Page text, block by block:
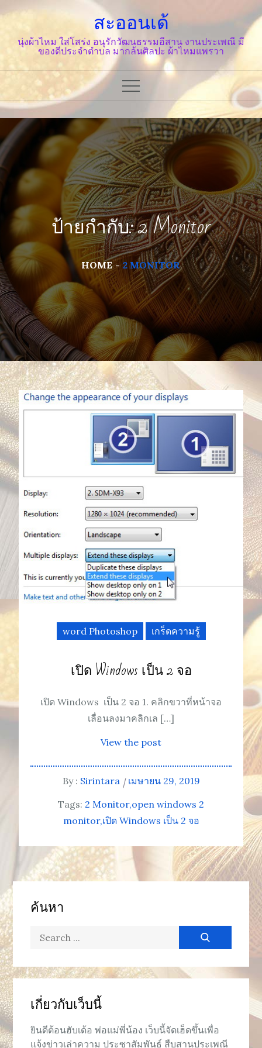
content
สะออนเด้
นุ่งผ้าไหม ใส่โสร่ง อนุรักวัฒนธรรมอีสาน งานประเพณี มี
ของดีประจำตำบล มากล้นศิลปะ ผ้าไหมแพรวา
ป้ายกำกับ: 2 Monitor
HOME 2 MONITOR
word Photoshop เกร็ดความรู้
เปิด Windows เป็น 2 จอ
เปิด Windows เป็น 2 จอ 1. คลิกขวาที่หน้าจอ
เลื่อนลงมาคลิกเล […]
View the post
By : Sirintara
เมษายน 29, 2019
Tags: 2 Monitor open windows 2
monitor เปิด Windows เป็น 2 จอ
ค้นหา
Search
เกี่ยวกับเว็บนี้
ยินดีต้อนฮับเด้อ พ่อแม่พี่น้อง เว็บนี้จัดเฮ็ดขึ้นเพื่อ
แจ้งข่าวเล่าความ ประซาสัมพันธ์ สืบสานประเพณี